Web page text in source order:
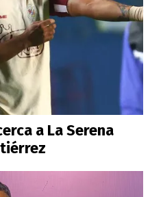
a La Serena